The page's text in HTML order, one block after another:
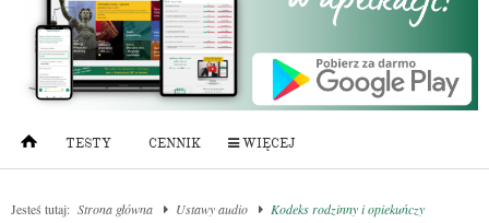
TESTY CENNIK WIĘCEJ
Jesteś tutaj: Strona główna Ustawy audio Kodeks rodzinny i opiekuńczy